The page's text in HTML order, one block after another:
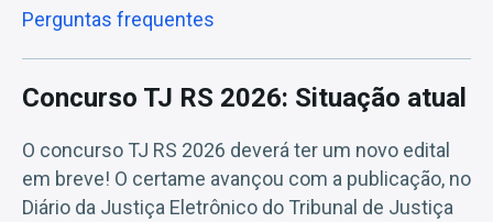
Perguntas frequentes
Concurso TJ RS 2026: Situação atual
O concurso TJ RS 2026 deverá ter um novo edital
em breve! O certame avançou com a publicação, no
Diário da Justiça Eletrônico do Tribunal de Justiça